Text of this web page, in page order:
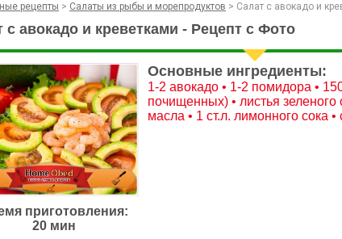
рецепты > Салаты из рыбы и морепродуктов > Салат с авокадо и
с авокадо и креветками - Рецепт с Фото
приготовления:
20 мин
Основные ингредиенты:
1-2 авокадо • 1-2 помидора •
почищенных) • листья зеленого
масла • 1 ст.л. лимонного сока •